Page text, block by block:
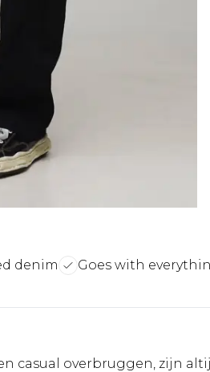
denim
Goes with
casual overbruggen, zijn